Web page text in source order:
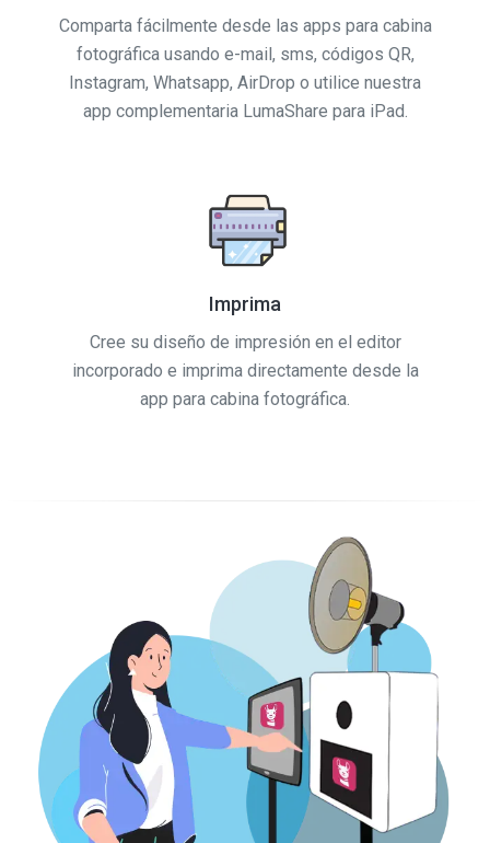
Comparta fácilmente desde las apps para cabina
fotográfica usando e-mail, sms, códigos QR,
Instagram, Whatsapp, AirDrop o utilice nuestra
app complementaria LumaShare para iPad.
Imprima
Cree su diseño de impresión en el editor
incorporado e imprima directamente desde la
app para cabina fotográfica.